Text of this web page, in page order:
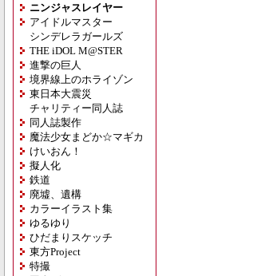
ニンジャスレイヤー
アイドルマスター
シンデレラガールズ
THE iDOL M@STER
進撃の巨人
境界線上のホライゾン
東日本大震災
チャリティー同人誌
同人誌製作
魔法少女まどか☆マギカ
けいおん！
擬人化
鉄道
廃墟、遺構
カラーイラスト集
ゆるゆり
ひだまりスケッチ
東方Project
特撮